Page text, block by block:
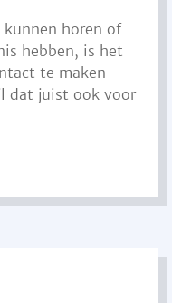
horen of
hebben, is het
te maken
dat juist ook voor